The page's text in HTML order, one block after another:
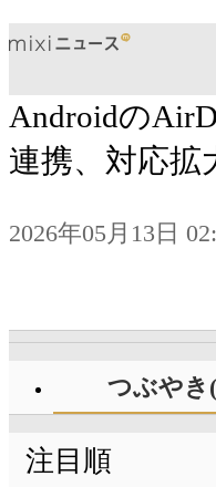
Androidの
連携、対応拡
2026年05月13日
つぶやき
注目順